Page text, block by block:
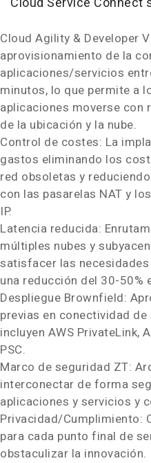
Cloud Agility & Developer
aprovisionamiento de la
aplicaciones/servicios
minutos, lo que permite a
aplicaciones moverse con
de la ubicación y la nube.
Control de costes: La
gastos eliminando los
red obsoletas y
con las pasarelas NAT y
IP.
Latencia reducida:
múltiples nubes y
satisfacer las
una reducción del 30-50%
Despliegue Brownfield:
previas en conectividad
incluyen AWS PrivateLink,
PSC.
Marco de seguridad ZT:
interconectar de forma
aplicaciones y servicios y
Privacidad/Cumplimiento:
para cada punto final de
obstaculizar la innovación.